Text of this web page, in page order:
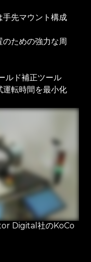
手先マウント構成
ための強力な周
ルド補正ツール
運転時間を最小化
Digital社のKoCo